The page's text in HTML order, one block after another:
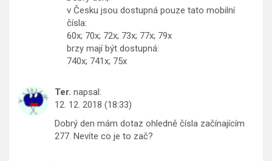
v Česku jsou dostupná pouze tato mobilní
čísla:
60x; 70x; 72x; 73x; 77x; 79x
brzy mají být dostupná:
740x; 741x; 75x
Ter. napsal:
12. 12. 2018 (18:33)
Dobrý den mám dotaz ohledně čísla začínajícím
277. Nevíte co je to zač?